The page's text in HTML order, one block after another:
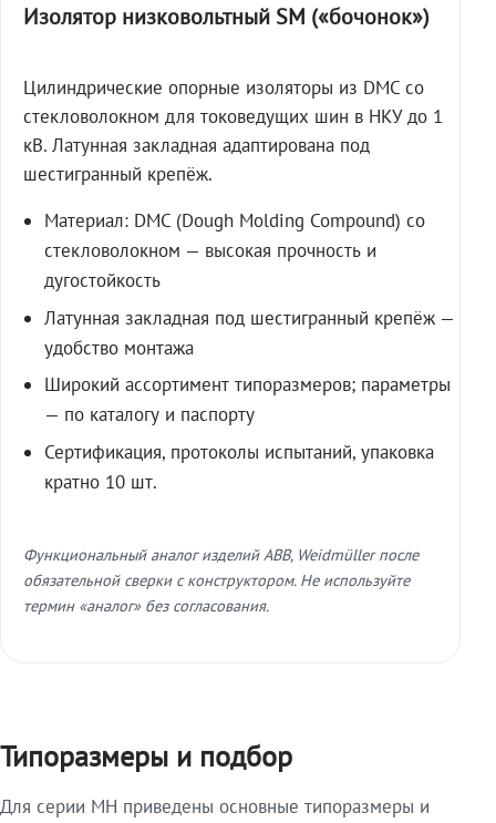
Изолятор низковольтный SM («бочонок»)
Цилиндрические опорные изоляторы из DMC со
стекловолокном для токоведущих шин в НКУ до 1
кВ. Латунная закладная адаптирована под
шестигранный крепёж.
Материал: DMC (Dough Molding Compound) со
стекловолокном — высокая прочность и
дугостойкость
Латунная закладная под шестигранный крепёж —
удобство монтажа
Широкий ассортимент типоразмеров; параметры
— по каталогу и паспорту
Сертификация, протоколы испытаний, упаковка
кратно 10 шт.
Функциональный аналог изделий ABB, Weidmüller после
обязательной сверки с конструктором. Не используйте
термин «аналог» без согласования.
Типоразмеры и подбор
Для серии МН приведены основные типоразмеры и